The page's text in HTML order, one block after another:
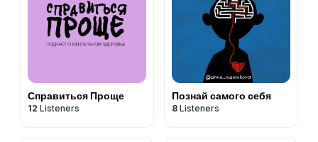
Справиться Проще
12 Listeners
Познай самого себя
8 Listeners